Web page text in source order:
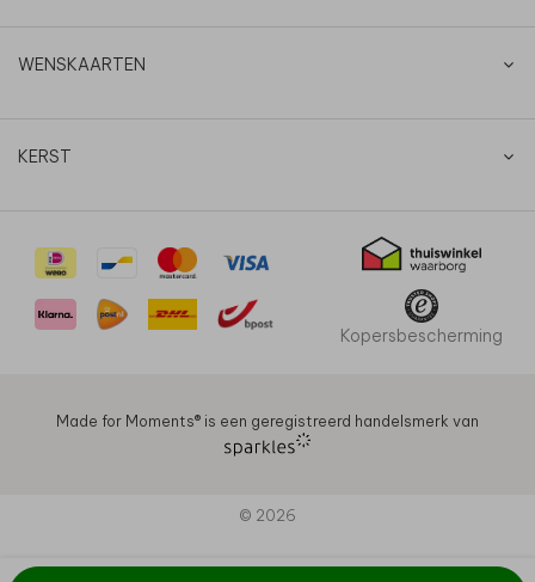
WENSKAARTEN
KERST
Kopersbescherming
Made for Moments®️ is een geregistreerd handelsmerk van
© 2026